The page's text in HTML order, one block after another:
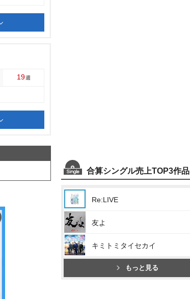
19週
合算シングル売上TOP3作品
Re:LIVE
友よ
キミトミタイセカイ
もっと見る